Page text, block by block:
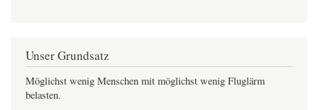
Unser Grundsatz
Möglichst wenig Menschen mit möglichst wenig Fluglärm
belasten.